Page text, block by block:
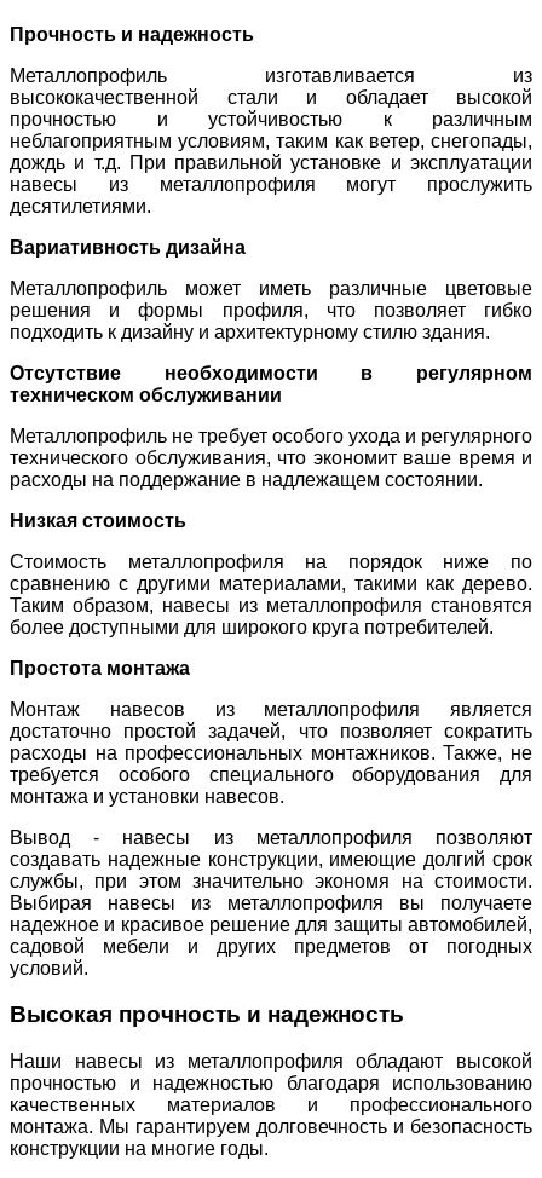
Прочность и надежность
Металлопрофиль изготавливается из
высококачественной стали и обладает высокой
прочностью и устойчивостью к различным
неблагоприятным условиям, таким как ветер, снегопады,
дождь и т.д. При правильной установке и эксплуатации
навесы из металлопрофиля могут прослужить
десятилетиями.
Вариативность дизайна
Металлопрофиль может иметь различные цветовые
решения и формы профиля, что позволяет гибко
подходить к дизайну и архитектурному стилю здания.
Отсутствие необходимости в регулярном
техническом обслуживании
Металлопрофиль не требует особого ухода и регулярного
технического обслуживания, что экономит ваше время и
расходы на поддержание в надлежащем состоянии.
Низкая стоимость
Стоимость металлопрофиля на порядок ниже по
сравнению с другими материалами, такими как дерево.
Таким образом, навесы из металлопрофиля становятся
более доступными для широкого круга потребителей.
Простота монтажа
Монтаж навесов из металлопрофиля является
достаточно простой задачей, что позволяет сократить
расходы на профессиональных монтажников. Также, не
требуется особого специального оборудования для
монтажа и установки навесов.
Вывод - навесы из металлопрофиля позволяют
создавать надежные конструкции, имеющие долгий срок
службы, при этом значительно экономя на стоимости.
Выбирая навесы из металлопрофиля вы получаете
надежное и красивое решение для защиты автомобилей,
садовой мебели и других предметов от погодных
условий.
Высокая прочность и надежность
Наши навесы из металлопрофиля обладают высокой
прочностью и надежностью благодаря использованию
качественных материалов и профессионального
монтажа. Мы гарантируем долговечность и безопасность
конструкции на многие годы.